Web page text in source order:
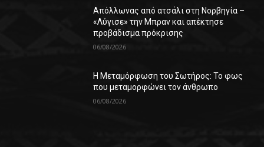
Απόλλωνας από ατσάλι στη Νορβηγία –
«Λύγισε» την Μπραν και απέκτησε
προβάδισμα πρόκρισης
06/08/2026
Η Μεταμόρφωση του Σωτήρος: Το φως
που μεταμορφώνει τον άνθρωπο
06/08/2026